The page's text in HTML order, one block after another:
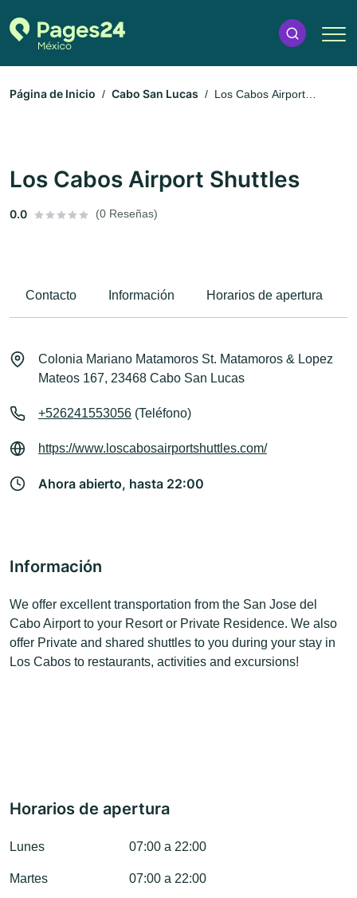
Página de Inicio Cabo San Lucas
Los Cabos Airport
Los Cabos Airport Shuttles
0.0 (0 Reseñas)
Contacto Información Horarios de apertura
Colonia Mariano Matamoros St. Matamoros & Lopez
Mateos 167, 23468 Cabo San Lucas
+526241553056 (Teléfono)
https://www.loscabosairportshuttles.com/
Ahora abierto, hasta 22:00
Información
We offer excellent transportation from the San Jose del
Cabo Airport to your Resort or Private Residence. We also
offer Private and shared shuttles to you during your stay in
Los Cabos to restaurants, activities and excursions!
Horarios de apertura
Lunes 07:00 a 22:00
Martes 07:00 a 22:00